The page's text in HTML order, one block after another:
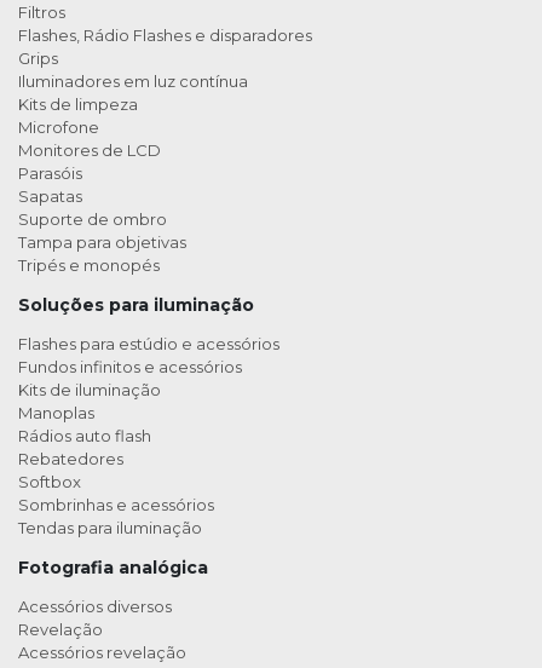
Filtros
Flashes, Rádio Flashes e disparadores
Grips
Iluminadores em luz contínua
Kits de limpeza
Microfone
Monitores de LCD
Parasóis
Sapatas
Suporte de ombro
Tampa para objetivas
Tripés e monopés
Soluções para iluminação
Flashes para estúdio e acessórios
Fundos infinitos e acessórios
Kits de iluminação
Manoplas
Rádios auto flash
Rebatedores
Softbox
Sombrinhas e acessórios
Tendas para iluminação
Fotografia analógica
Acessórios diversos
Revelação
Acessórios revelação